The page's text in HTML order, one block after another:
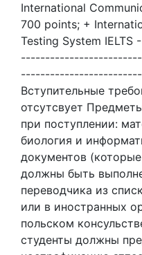
International
700 points; +
Testing System
Вступительные
отсутсвует
при поступлении:
биология и
документов
должны быть
переводчика из
или в иностранных
польском
студенты должны